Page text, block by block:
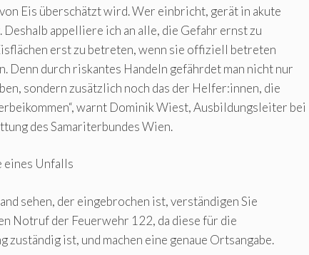
Eis überschätzt wird. Wer einbricht, gerät in akute
Deshalb appelliere ich an alle, die Gefahr ernst zu
erst zu betreten, wenn sie offiziell betreten
Denn durch riskantes Handeln gefährdet man nicht nur
sondern zusätzlich noch das der Helfer:innen, die
warnt Dominik Wiest, Ausbildungsleiter bei
des Samariterbundes Wien.
eines Unfalls
sehen, der eingebrochen ist, verständigen Sie
Notruf der Feuerwehr 122, da diese für die
zuständig ist, und machen eine genaue Ortsangabe.